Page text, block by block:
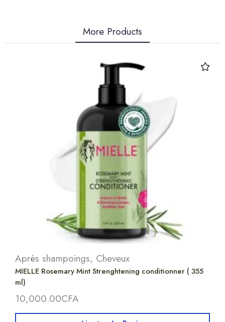
More Products
Après shampoings, Cheveux
MIELLE Rosemary Mint Strenghtening conditionner ( 355
ml)
10,000.00CFA